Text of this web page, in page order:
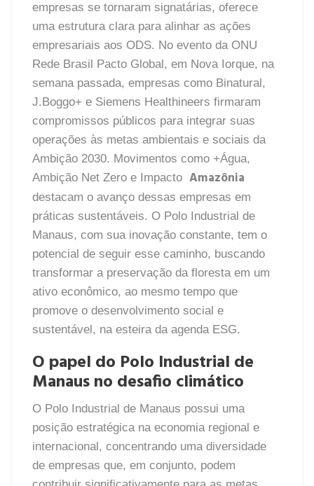
empresas se tornaram signatárias, oferece
uma estrutura clara para alinhar as ações
empresariais aos ODS. No evento da ONU
Rede Brasil Pacto Global, em Nova Iorque, na
semana passada, empresas como Binatural,
J.Boggo+ e Siemens Healthineers firmaram
compromissos públicos para integrar suas
operações às metas ambientais e sociais da
Ambição 2030. Movimentos como +Água,
Ambição Net Zero e Impacto Amazônia
destacam o avanço dessas empresas em
práticas sustentáveis. O Polo Industrial de
Manaus, com sua inovação constante, tem o
potencial de seguir esse caminho, buscando
transformar a preservação da floresta em um
ativo econômico, ao mesmo tempo que
promove o desenvolvimento social e
sustentável, na esteira da agenda ESG.
O papel do Polo Industrial de
Manaus no desafio climático
O Polo Industrial de Manaus possui uma
posição estratégica na economia regional e
internacional, concentrando uma diversidade
de empresas que, em conjunto, podem